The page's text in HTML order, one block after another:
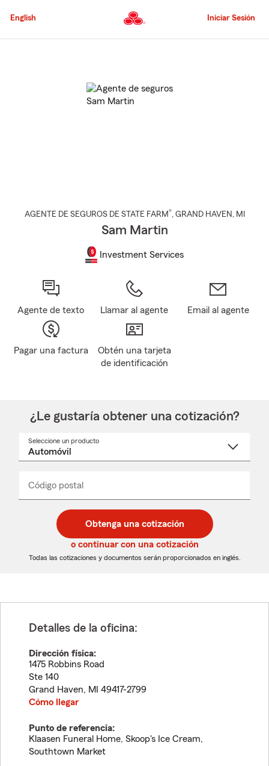
al
principal
English Iniciar Sesión
AGENTE DE SEGUROS DE STATE FARM®, GRAND HAVEN , MI
Sam Martin
Investment Services
Agente de texto Llamar al agente Email al agente
Pagar una factura
Obtén una tarjeta
de identificación
¿Le gustaría obtener una cotización?
Seleccione un producto
desplegable
Código postal
de
5
dígitos
de
5
dígitos
_____
Obtenga una cotización
o continuar con una cotización
Todas las cotizaciones y documentos serán proporcionados en inglés.
Detalles de la oficina:
Dirección física:
1475 Robbins Road
Ste 140
Grand Haven, MI
49417-2799
Cómo llegar
Punto de referencia:
Klaasen Funeral Home, Skoop's Ice Cream,
Southtown Market